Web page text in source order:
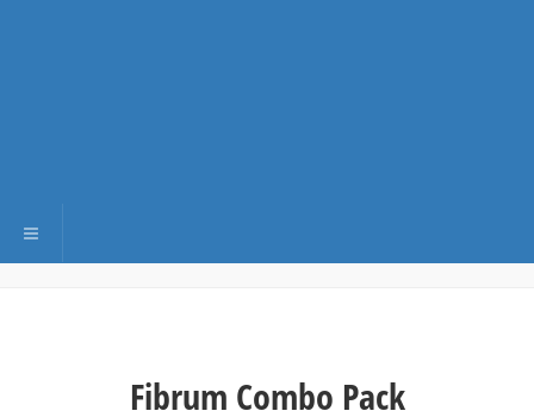
Переключить навигацию
Fibrum Combo Pack